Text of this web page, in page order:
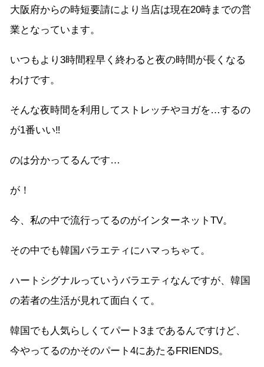
大阪府からの時短要請により当店は現在20時までの営
業となっています。
いつもより3時間程早く終わると夜の時間が長くなる
わけです。
そんな夜時間を利用してストレッチやヨガを…するの
が1番いい‼︎
のは分かってるんです…
が！
今、私の中で流行ってるのがインターネットTV。
その中でも韓国バラエティにハマっちゃて。
ハートシグナルっていうバラエティなんですが、韓国
の若者の生活が見れて面白くて。
韓国でも人気らしくてパート3まであるんですけど、
今やってるのかそのパート4にあたるFRIENDS。